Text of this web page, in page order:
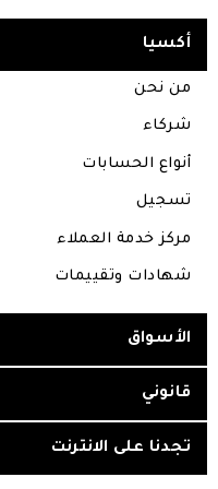
أكسيا
من نحن
شركاء
أنواع الحسابات
تسجيل
مركز خدمة العملاء
شهادات وتقييمات
الأسواق
قانوني
تجدنا على الانترنت